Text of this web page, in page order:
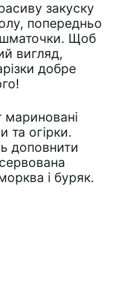
закуску
попередньо
шматочки. Щоб
вигляд,
добре
мариновані
та огірки.
доповнити
і буряк.